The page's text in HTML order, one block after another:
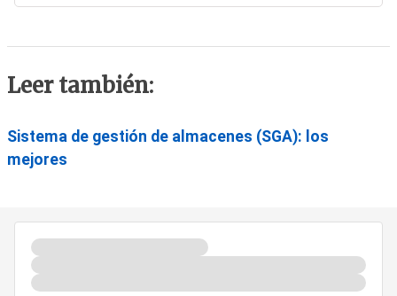
Leer también:
Sistema de gestión de almacenes (SGA): los
mejores